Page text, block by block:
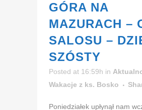
GÓRA NA
MAZURACH –
SALOSU –
SZÓSTY
Posted at 16:59h in
Wakacje z ks. Bosko
Poniedziałek upłynął nam